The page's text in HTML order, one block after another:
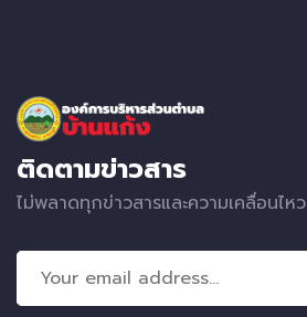
ติดตามข่าวสาร
ไม่พลาดทุกข่าวสารและความเคลื่อนไหว